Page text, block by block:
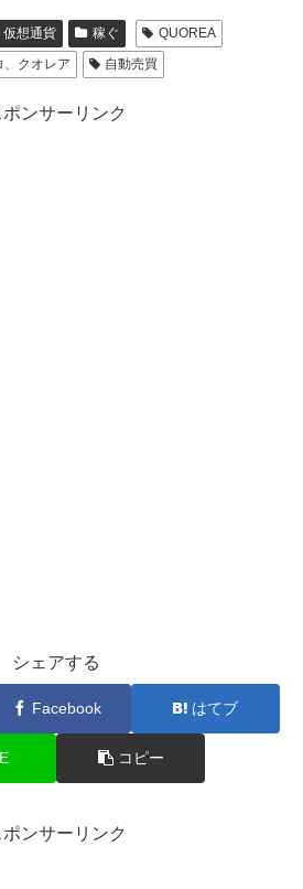
仮想通貨 稼ぐ
QUOREA
、クオレア 自動売買
ポンサーリンク
シェアする
Facebook はてブ
コピー
ポンサーリンク